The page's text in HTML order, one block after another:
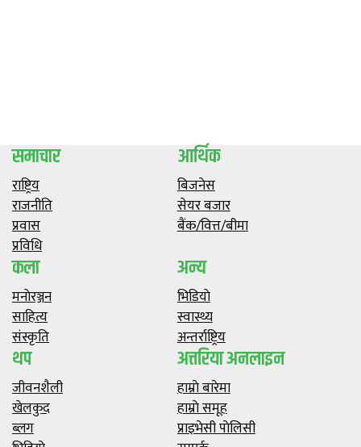
समाचार
राष्ट्रिय
राजनीति
प्रवास
प्रविधि
आर्थिक
बिजनेस
सेयर बजार
बैंक/वित्त/बीमा
कला
मनाेरञ्जन
साहित्य
संस्कृति
अन्य
भिडियाे
स्वास्थ्य
अन्तर्राष्ट्रिय
थप
जीवनशैली
खेलकुद
ब्लग
अत्तरिया अनलाइन
हाम्राे बारेमा
हाम्राे समूह
प्राइभेसी पाेलिसी